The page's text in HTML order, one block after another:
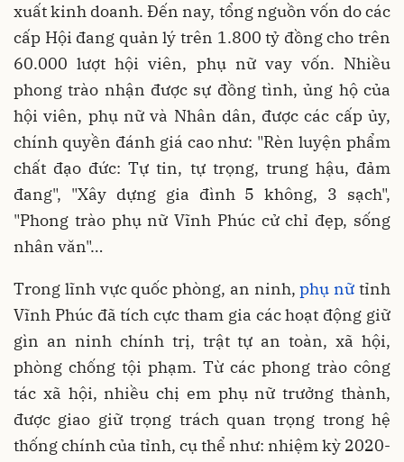
xuất kinh doanh. Đến nay, tổng nguồn vốn do các
cấp Hội đang quản lý trên 1.800 tỷ đồng cho trên
60.000 lượt hội viên, phụ nữ vay vốn. Nhiều
phong trào nhận được sự đồng tình, ủng hộ của
hội viên, phụ nữ và Nhân dân, được các cấp ủy,
chính quyền đánh giá cao như: "Rèn luyện phẩm
chất đạo đức: Tự tin, tự trọng, trung hậu, đảm
đang", "Xây dựng gia đình 5 không, 3 sạch",
"Phong trào phụ nữ Vĩnh Phúc cử chỉ đẹp, sống
nhân văn"…
Trong lĩnh vực quốc phòng, an ninh,phụ nữ tỉnh
Vĩnh Phúc đã tích cực tham gia các hoạt động giữ
gìn an ninh chính trị, trật tự an toàn, xã hội,
phòng chống tội phạm. Từ các phong trào công
tác xã hội, nhiều chị em phụ nữ trưởng thành,
được giao giữ trọng trách quan trọng trong hệ
thống chính của tỉnh, cụ thể như: nhiệm kỳ 2020-